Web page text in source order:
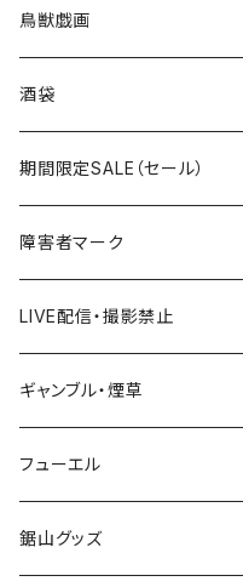
国道600～699号線
国道700～799号線
ROUTE100～199号線
ROUTE600～699号線
ROUTE700～799号線
ROUTE 0～99号線
ROUTE 100～199号線
ROUTE 600～699号線
ROUTE 700～799号線
キャップ
ROUTE 0～99号線
ROUTE 100～199号線
ROUTE 600～699号線
ROUTE 700～799号線
青森県
岩手県
宮城県
秋田県
Tシャツ
ステッカー
山形県
福島県
茨城県
栃木県
ステッカー
鳥獣戯画
酒袋
期間限定SALE（セール）
障害者マーク
LIVE配信・撮影禁止
LIVE配信禁止
撮影禁止
ギャンブル・煙草
ホテルキーホルダー
たばこ・禁煙ステッカー
フューエル
ステッカー
鋸山グッズ